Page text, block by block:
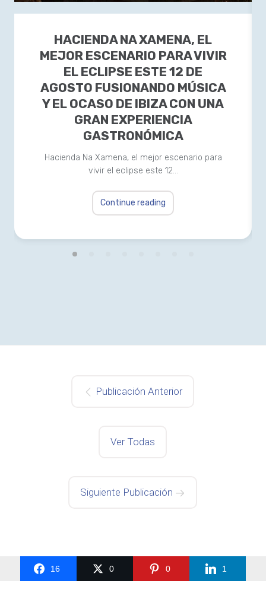
HACIENDA NA XAMENA, EL
MEJOR ESCENARIO PARA VIVIR
EL ECLIPSE ESTE 12 DE
AGOSTO FUSIONANDO MÚSICA
Y EL OCASO DE IBIZA CON UNA
GRAN EXPERIENCIA
GASTRONÓMICA
Hacienda Na Xamena, el mejor escenario para
vivir el eclipse este 12…
Continue reading
Publicación Anterior
Ver Todas
Siguiente Publicación
16 0 0 1